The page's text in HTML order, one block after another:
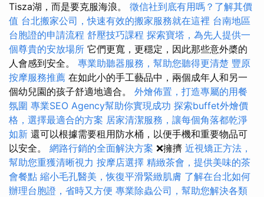
Tisza湖，而是要克服海浪。 徵信社到底有用嗎？了解其價
值 台北搬家公司，快速有效的搬家服務就在這裡 台南地區
台胞證的申請流程 舒壓技巧課程 探索寶塔，為先人提供一
個尊貴的安放場所 它們更寬，更穩定，因此那些意外槳的
人會感到安全。 專業助聽器服務，幫助您聽得更清楚 豐原
按摩服務推薦 在如此小的手工藝品中，兩個成年人和另一
個幼兒園的孩子舒適地適合。 外燴佈置，打造專屬的用餐
氛圍 專業SEO Agency幫助你實現成功 探索buffet外燴價
格，選擇最適合的方案 居家清潔服務，讓每個角落都乾淨
如新 還可以根據需要租用防水桶，以便手機和重要物品可
以安全。 網路行銷的全面解決方案 ❌擁擠 近視矯正方法，
幫助您重獲清晰視力 按摩店選擇 精緻茶會，提供美味的茶
會餐點 縮小毛孔醫美，恢復平滑緊緻肌膚 了解在台北如何
辦理台胞證，省時又方便 專業除蟲公司，幫助您解決各類